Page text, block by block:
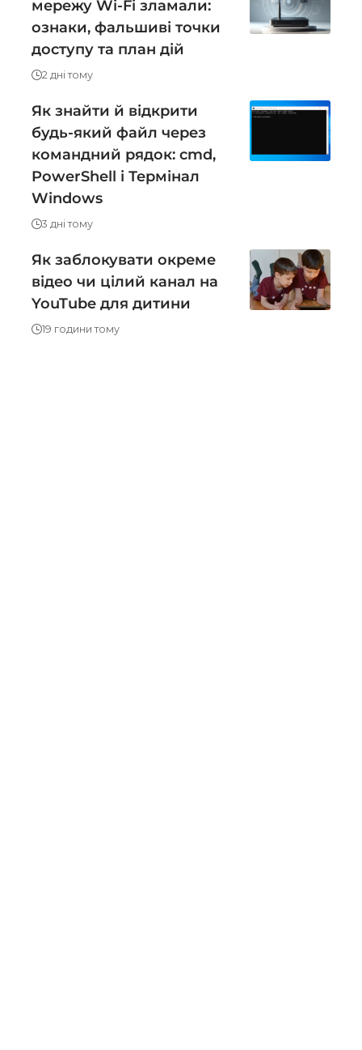
мережу Wi-Fi зламали:
ознаки, фальшиві точки
доступу та план дій
2 дні тому
Як знайти й відкрити
будь-який файл через
командний рядок: cmd,
PowerShell і Термінал
Windows
3 дні тому
Як заблокувати окреме
відео чи цілий канал на
YouTube для дитини
19 години тому